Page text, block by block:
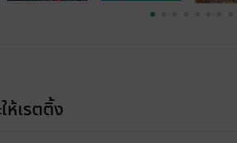
ห้เรตติ้ง